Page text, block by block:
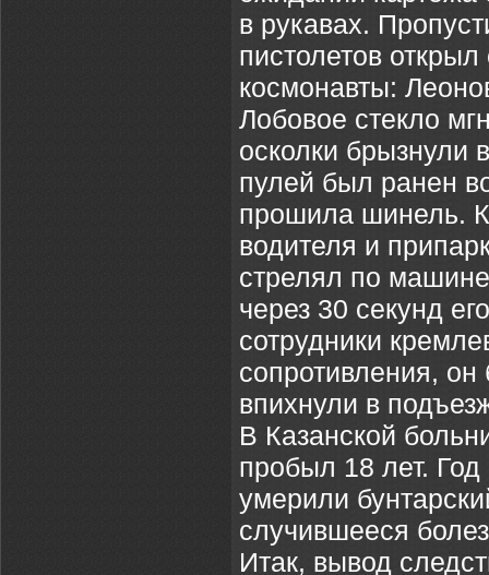
в рукавах.
пистолетов
космонавты:
Лобовое стекло
осколки брызнули
пулей был ранен
прошила шинель.
водителя и
стрелял по
через 30 секунд
сотрудники
сопротивления,
впихнули в
В Казанской
пробыл 18 лет.
умерили
случившееся
Итак, вывод